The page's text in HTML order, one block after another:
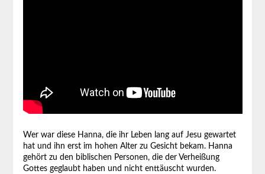
Wer war diese Hanna, die ihr Leben lang auf Jesu gewartet
hat und ihn erst im hohen Alter zu Gesicht bekam. Hanna
gehört zu den biblischen Personen, die der Verheißung
Gottes geglaubt haben und nicht enttäuscht wurden.